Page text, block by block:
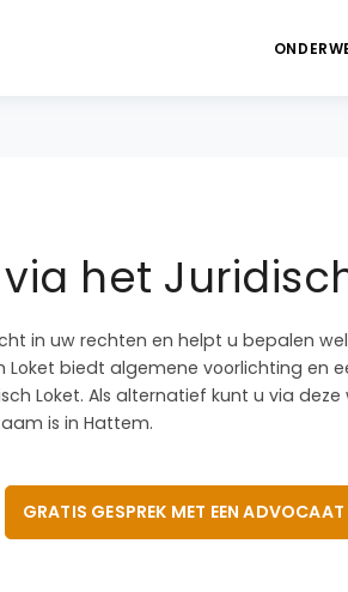
het
in uw rechten en helpt u bepalen
Loket biedt algemene voorlichting en
Loket. Als alternatief kunt u via
is in Hattem.
GRATIS GESPREK MET EEN ADVOCAAT